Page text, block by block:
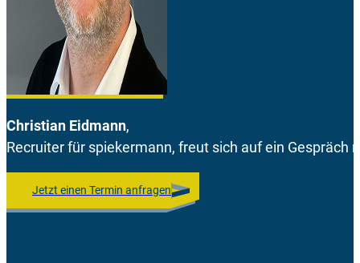
Christian Eidmann,
Recruiter für spiekermann, freut sich auf ein Gespräch
Jetzt einen Termin anfragen